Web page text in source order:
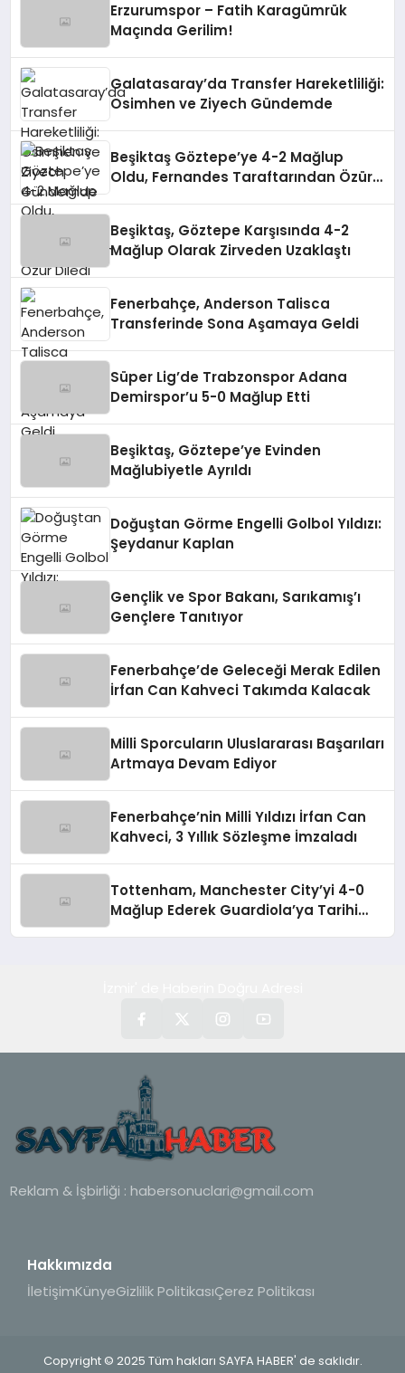
Erzurumspor – Fatih Karagümrük
Maçında Gerilim!
Galatasaray’da Transfer Hareketliliği:
Osimhen ve Ziyech Gündemde
Beşiktaş Göztepe’ye 4-2 Mağlup
Oldu, Fernandes Taraftarından Özür
Beşiktaş, Göztepe Karşısında 4-2
Mağlup Olarak Zirveden Uzaklaştı
Fenerbahçe, Anderson Talisca
Transferinde Sona Aşamaya Geldi
Süper Lig’de Trabzonspor Adana
Demirspor’u 5-0 Mağlup Etti
Beşiktaş, Göztepe’ye Evinden
Mağlubiyetle Ayrıldı
Doğuştan Görme Engelli Golbol Yıldızı:
Şeydanur Kaplan
Gençlik ve Spor Bakanı, Sarıkamış’ı
Gençlere Tanıtıyor
Fenerbahçe’de Geleceği Merak Edilen
İrfan Can Kahveci Takımda Kalacak
Milli Sporcuların Uluslararası Başarıları
Artmaya Devam Ediyor
Fenerbahçe’nin Milli Yıldızı İrfan Can
Kahveci, 3 Yıllık Sözleşme İmzaladı
Tottenham, Manchester City’yi 4-0
Mağlup Ederek Guardiola’ya Tarihi
Reklam & İşbirliği : habersonuclari@gmail.com
Hakkımızda
İletişimKünyeGizlilik PolitikasıÇerez Politikası
Copyright © 2025 Tüm hakları SAYFA HABER' de saklıdır.